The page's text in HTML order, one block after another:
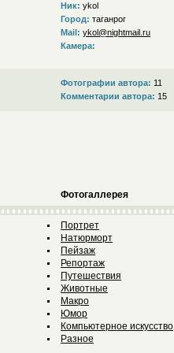
Ник: ykol
Город: таганрог
Mail: ykol@nightmail.ru
Камера:
Фотографии автора: 11
Комментарии автора: 15
Фотогаллерея
Портрет
Натюрморт
Пейзаж
Репортаж
Путешествия
Животные
Макро
Юмор
Компьютерное искусство
Разное